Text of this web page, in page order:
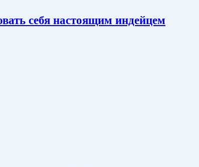
себя настоящим индейцем